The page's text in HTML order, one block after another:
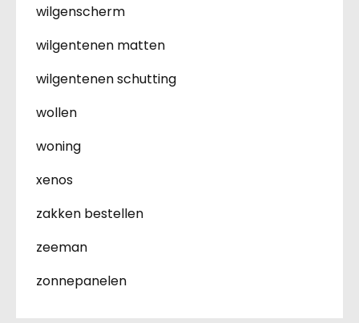
wilgenscherm
wilgentenen matten
wilgentenen schutting
wollen
woning
xenos
zakken bestellen
zeeman
zonnepanelen